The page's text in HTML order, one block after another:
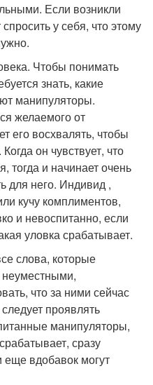
Если возникли
у себя, что этому
Чтобы понимать
знать, какие
манипуляторы.
желаемого от
его восхвалять, чтобы
он чувствует, что
тогда и начинает очень
для него. Индивид ,
кучу комплиментов,
и невоспитанно, если
уловка срабатывает.
слова, которые
что за ними сейчас
проявлять
манипуляторы,
сразу
еще вдобавок могут